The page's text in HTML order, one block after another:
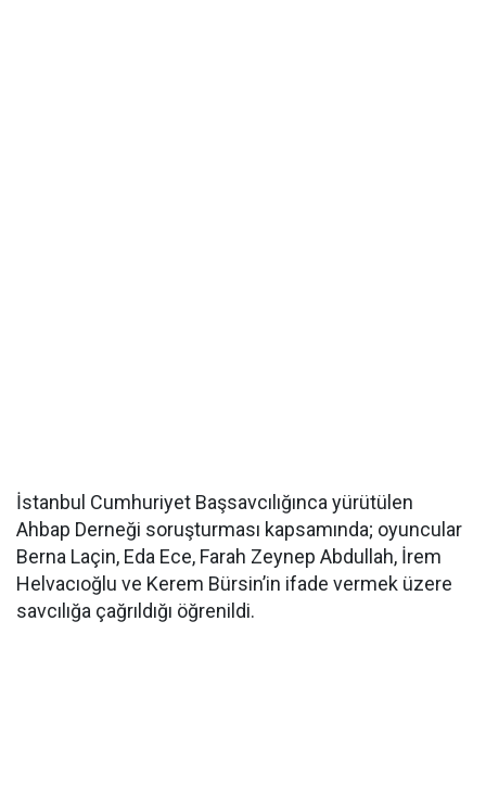
İstanbul Cumhuriyet Başsavcılığınca yürütülen
Ahbap Derneği soruşturması kapsamında; oyuncular
Berna Laçin, Eda Ece, Farah Zeynep Abdullah, İrem
Helvacıoğlu ve Kerem Bürsin’in ifade vermek üzere
savcılığa çağrıldığı öğrenildi.